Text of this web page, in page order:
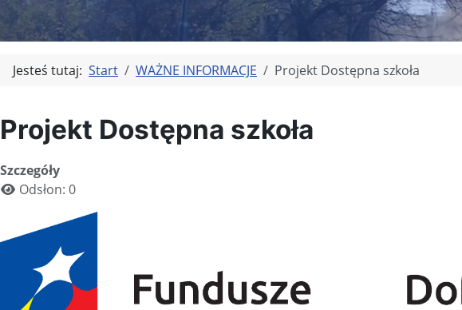
Jesteś tutaj: Start WAŻNE INFORMACJE Projekt Dostępna szkoła
Projekt Dostępna szkoła
Szczegóły
Odsłon: 0